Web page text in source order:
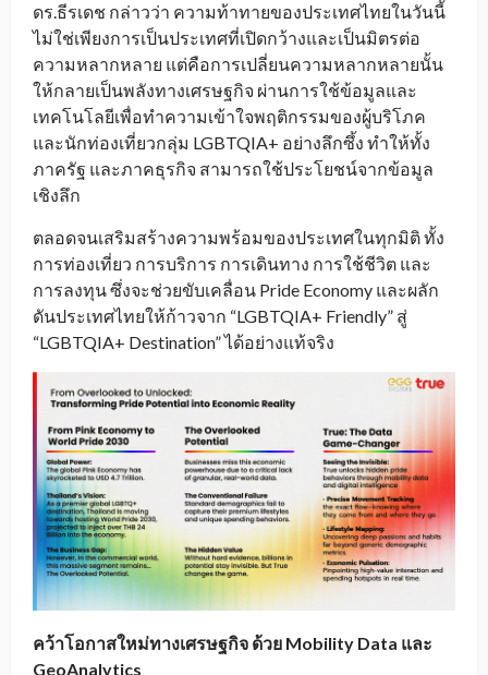
ดร.ธีรเดช กล่าวว่า ความท้าทายของประเทศไทยในวันนี้
ไม่ใช่เพียงการเป็นประเทศที่เปิดกว้างและเป็นมิตรต่อ
ความหลากหลาย แต่คือการเปลี่ยนความหลากหลายนั้น
ให้กลายเป็นพลังทางเศรษฐกิจ ผ่านการใช้ข้อมูลและ
เทคโนโลยีเพื่อทำความเข้าใจพฤติกรรมของผู้บริโภค
และนักท่องเที่ยวกลุ่ม LGBTQIA+ อย่างลึกซึ้ง ทำให้ทั้ง
ภาครัฐ และภาคธุรกิจ สามารถใช้ประโยชน์จากข้อมูล
เชิงลึก
ตลอดจนเสริมสร้างความพร้อมของประเทศในทุกมิติ ทั้ง
การท่องเที่ยว การบริการ การเดินทาง การใช้ชีวิต และ
การลงทุน ซึ่งจะช่วยขับเคลื่อน Pride Economy และผลัก
ดันประเทศไทยให้ก้าวจาก “LGBTQIA+ Friendly” สู่
“LGBTQIA+ Destination” ได้อย่างแท้จริง
คว้าโอกาสใหม่ทางเศรษฐกิจ ด้วย Mobility Data และ
GeoAnalytics